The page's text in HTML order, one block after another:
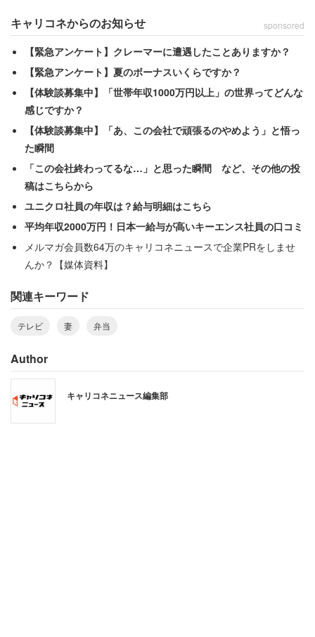
愛妻弁当マウンティング論、再び
これに対し、漫画家の倉田真由美さんは「こういう発想の
人がイヤ」と声を荒げる。子供がいない人可哀想、結婚し
てなくて可哀想など「○○な人可哀想」という人に対しす
る上から目線の言い方に拒否感を覚えるという。
キャリコネからのお知らせ sponsored
【緊急アンケート】クレーマーに遭遇したことありますか？
【緊急アンケート】夏のボーナスいくらですか？
【体験談募集中】「世帯年収1000万円以上」の世界ってどんな
感じですか？
【体験談募集中】「あ、この会社で頑張るのやめよう」と悟っ
た瞬間
「この会社終わってるな…」と思った瞬間 など、その他の投
稿はこちらから
ユニクロ社員の年収は？給与明細はこちら
平均年収2000万円！日本一給与が高いキーエンス社員の口コミ
メルマガ会員数64万のキャリコネニュースで企業PRをしませ
んか？【媒体資料】
関連キーワード
テレビ 妻 弁当
Author
キャリコネニュース編集部